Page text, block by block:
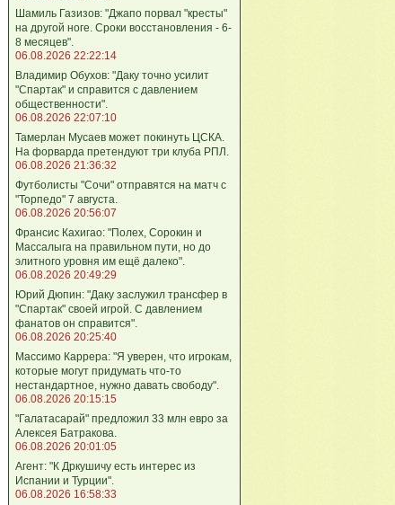
Шамиль Газизов: "Джапо порвал "кресты"
на другой ноге. Сроки восстановления - 6-
8 месяцев".
06.08.2026 22:22:14
Владимир Обухов: "Даку точно усилит
"Спартак" и справится с давлением
общественности".
06.08.2026 22:07:10
Тамерлан Мусаев может покинуть ЦСКА.
На форварда претендуют три клуба РПЛ.
06.08.2026 21:36:32
Футболисты "Сочи" отправятся на матч с
"Торпедо" 7 августа.
06.08.2026 20:56:07
Франсис Кахигао: "Полех, Сорокин и
Массалыга на правильном пути, но до
элитного уровня им ещё далеко".
06.08.2026 20:49:29
Юрий Дюпин: "Даку заслужил трансфер в
"Спартак" своей игрой. С давлением
фанатов он справится".
06.08.2026 20:25:40
Массимо Каррера: "Я уверен, что игрокам,
которые могут придумать что-то
нестандартное, нужно давать свободу".
06.08.2026 20:15:15
"Галатасарай" предложил 33 млн евро за
Алексея Батракова.
06.08.2026 20:01:05
Агент: "К Дркушичу есть интерес из
Испании и Турции".
06.08.2026 16:58:33